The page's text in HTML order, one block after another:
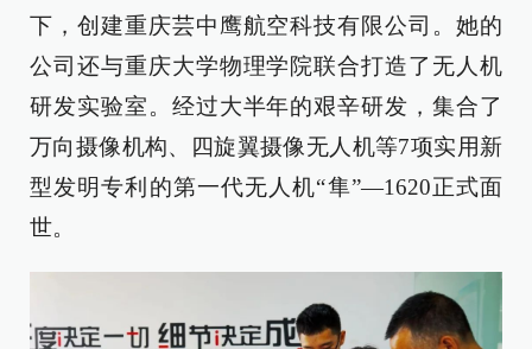
下，创建重庆芸中鹰航空科技有限公司。她的
公司还与重庆大学物理学院联合打造了无人机
研发实验室。经过大半年的艰辛研发，集合了
万向摄像机构、四旋翼摄像无人机等7项实用新
型发明专利的第一代无人机“隼”—1620正式面
世。